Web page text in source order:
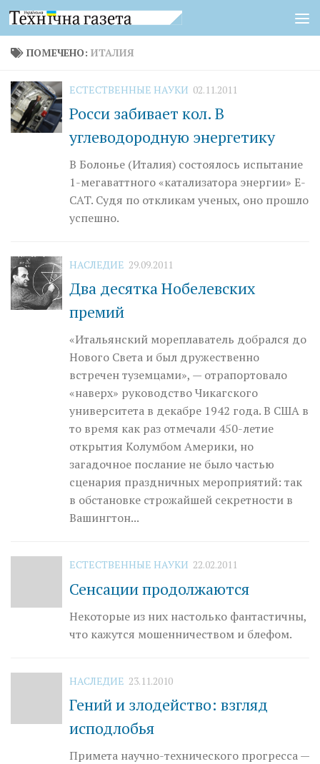
Перейти к содержимому
ПОМЕЧЕНО: ИТАЛИЯ
ЕСТЕСТВЕННЫЕ НАУКИ 02.11.2011
Росси забивает кол. В
углеводородную энергетику
В Болонье (Италия) состоялось испытание
1-мегаваттного «катализатора энергии» E-
CAT. Судя по откликам ученых, оно прошло
успешно.
НАСЛЕДИЕ 29.09.2011
Два десятка Нобелевских
премий
«Итальянский мореплаватель добрался до
Нового Света и был дружественно
встречен туземцами», — отрапортовало
«наверх» руководство Чикагского
университета в декабре 1942 года. В США в
то время как раз отмечали 450-летие
открытия Колумбом Америки, но
загадочное послание не было частью
сценария праздничных мероприятий: так
в обстановке строжайшей секретности в
Вашингтон...
ЕСТЕСТВЕННЫЕ НАУКИ 22.02.2011
Сенсации продолжаются
Некоторые из них настолько фантастичны,
что кажутся мошенничеством и блефом.
НАСЛЕДИЕ 23.11.2010
Гений и злодейство: взгляд
исподлобья
Примета научно-технического прогресса —